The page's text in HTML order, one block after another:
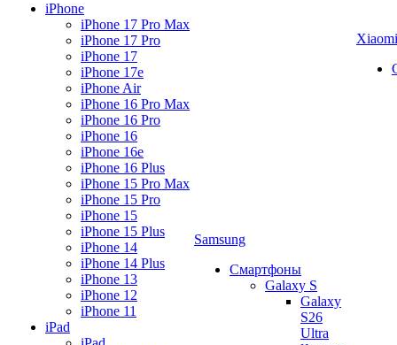
iPhone
iPhone 17 Pro Max
iPhone 17 Pro
iPhone 17
iPhone 17e
iPhone Air
iPhone 16 Pro Max
iPhone 16 Pro
iPhone 16
iPhone 16e
iPhone 16 Plus
iPhone 15 Pro Max
iPhone 15 Pro
iPhone 15
iPhone 15 Plus
iPhone 14
iPhone 14 Plus
iPhone 13
iPhone 12
iPhone 11
iPad
Samsung
Смартфоны
Galaxy S
Galaxy
S26
Ultra
Xiaomi